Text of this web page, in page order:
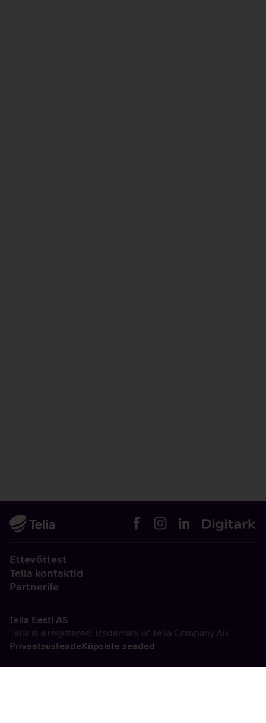
Ettevõttest
Telia kontaktid
Partnerile
Telia Eesti AS
Telia is a registered Trademark of Telia Company AB
PrivaatsusteadeKüpsiste seaded